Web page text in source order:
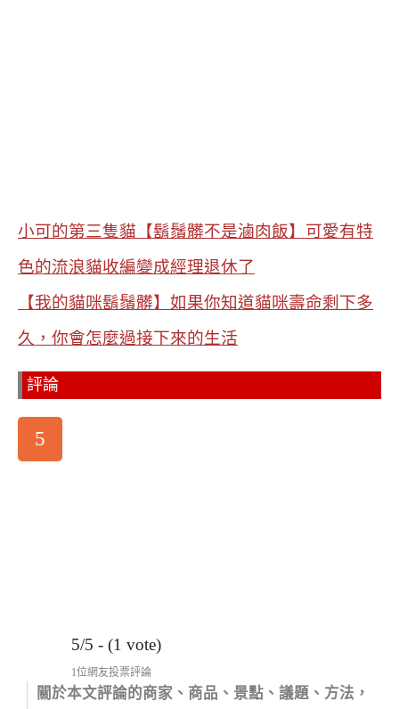
小可的第三隻貓【鬍鬚髒不是滷肉飯】可愛有特
色的流浪貓收編變成經理退休了
【我的貓咪鬍鬚髒】如果你知道貓咪壽命剩下多
久，你會怎麼過接下來的生活
評論
5
5/5 - (1 vote)
1位網友投票評論
關於本文評論的商家、商品、景點、議題、方法，